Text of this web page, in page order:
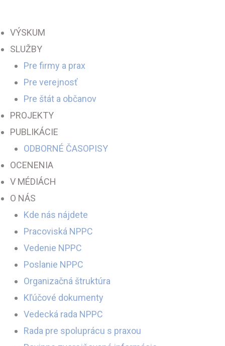
VÝSKUM
SLUŽBY
Pre firmy a prax
Pre verejnosť
Pre štát a občanov
PROJEKTY
PUBLIKÁCIE
ODBORNÉ ČASOPISY
OCENENIA
V MÉDIÁCH
O NÁS
Kde nás nájdete
Pracoviská NPPC
Vedenie NPPC
Poslanie NPPC
Organizačná štruktúra
Kľúčové dokumenty
Vedecká rada NPPC
Rada pre spoluprácu s praxou